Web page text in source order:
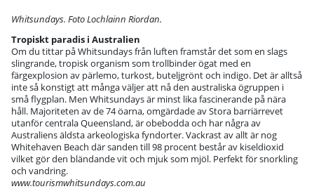
Whitsundays. Foto Lochlainn Riordan.
Tropiskt paradis i Australien
Om du tittar på Whitsundays från luften framstår det som en slags
slingrande, tropisk organism som trollbinder ögat med en
färgexplosion av pärlemo, turkost, buteljgrönt och indigo. Det är alltså
inte så konstigt att många väljer att nå den australiska ögruppen i
små flygplan. Men Whitsundays är minst lika fascinerande på nära
håll. Majoriteten av de 74 öarna, omgärdade av Stora barriärrevet
utanför centrala Queensland, är obebodda och har några av
Australiens äldsta arkeologiska fyndorter. Vackrast av allt är nog
Whitehaven Beach där sanden till 98 procent består av kiseldioxid
vilket gör den bländande vit och mjuk som mjöl. Perfekt för snorkling
och vandring.
www.tourismwhitsundays.com.au